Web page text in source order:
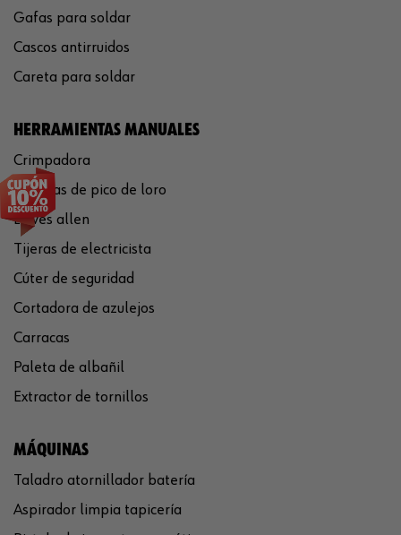
Gafas para soldar
Cascos antirruidos
Careta para soldar
HERRAMIENTAS MANUALES
Crimpadora
Tenazas de pico de loro
Llaves allen
Tijeras de electricista
Cúter de seguridad
Cortadora de azulejos
Carracas
Paleta de albañil
Extractor de tornillos
MÁQUINAS
Taladro atornillador batería
Aspirador limpia tapicería